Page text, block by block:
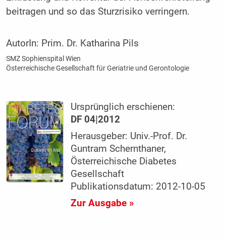
beitragen und so das Sturzrisiko verringern.
AutorIn: Prim. Dr. Katharina Pils
SMZ Sophienspital Wien
Österreichische Gesellschaft für Geriatrie und Gerontologie
Ursprünglich erschienen:
DF 04|2012
Herausgeber: Univ.-Prof. Dr.
Guntram Schernthaner,
Österreichische Diabetes
Gesellschaft
Publikationsdatum: 2012-10-05
Zur Ausgabe »